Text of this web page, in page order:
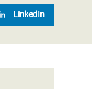
LinkedIn